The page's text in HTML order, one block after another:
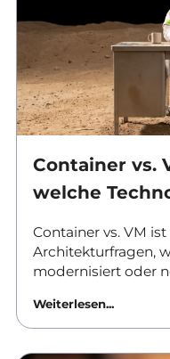
Container vs.
welche
Container vs. VM
Architekturfragen,
modernisiert oder
darunterliegenden
unterschiedlichen
unterschiedlichen
Weiterlesen...